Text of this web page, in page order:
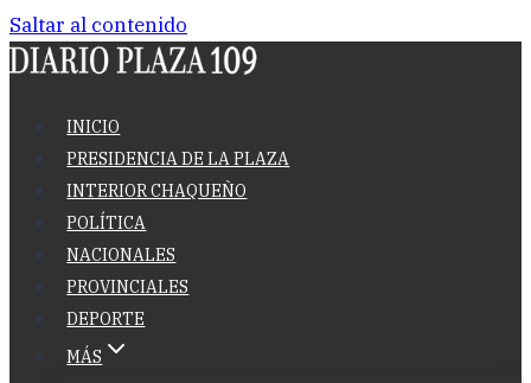
Saltar al contenido
INICIO
PRESIDENCIA DE LA PLAZA
INTERIOR CHAQUEÑO
POLÍTICA
NACIONALES
PROVINCIALES
DEPORTE
MÁS